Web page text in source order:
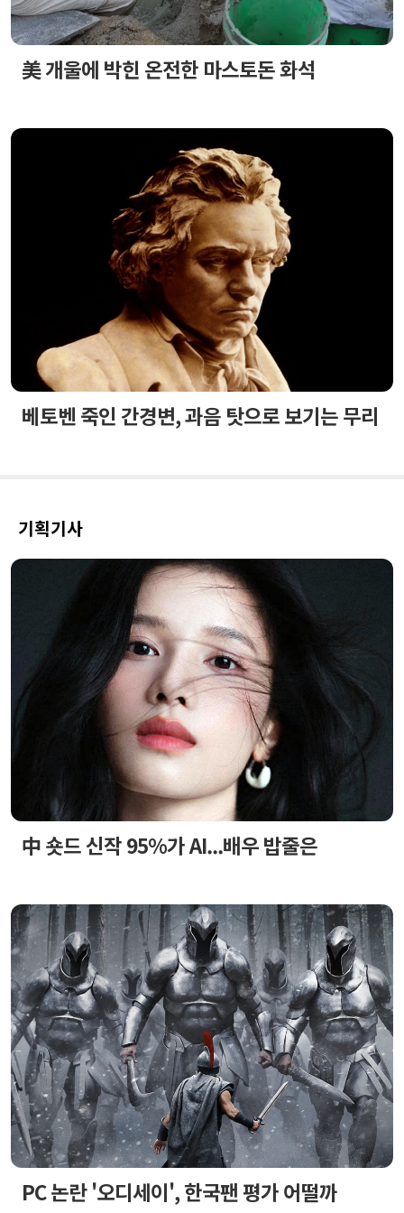
美 개울에 박힌 온전한 마스토돈 화석
베토벤 죽인 간경변, 과음 탓으로 보기는 무리
기획기사
中 숏드 신작 95%가 AI...배우 밥줄은
PC 논란 '오디세이', 한국팬 평가 어떨까